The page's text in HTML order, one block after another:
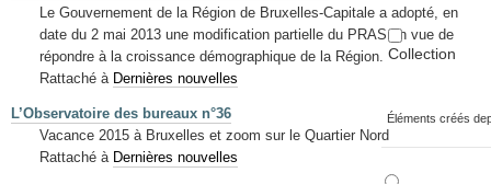
Collection
Éléments créés
Le Gouvernement de la Région de Bruxelles-Capitale a adopté, en
date du 2 mai 2013 une modification partielle du PRAS en vue de
répondre à la croissance démographique de la Région.
Rattaché à Dernières nouvelles
L’Observatoire des bureaux n°36
Vacance 2015 à Bruxelles et zoom sur le Quartier Nord
Rattaché à Dernières nouvelles